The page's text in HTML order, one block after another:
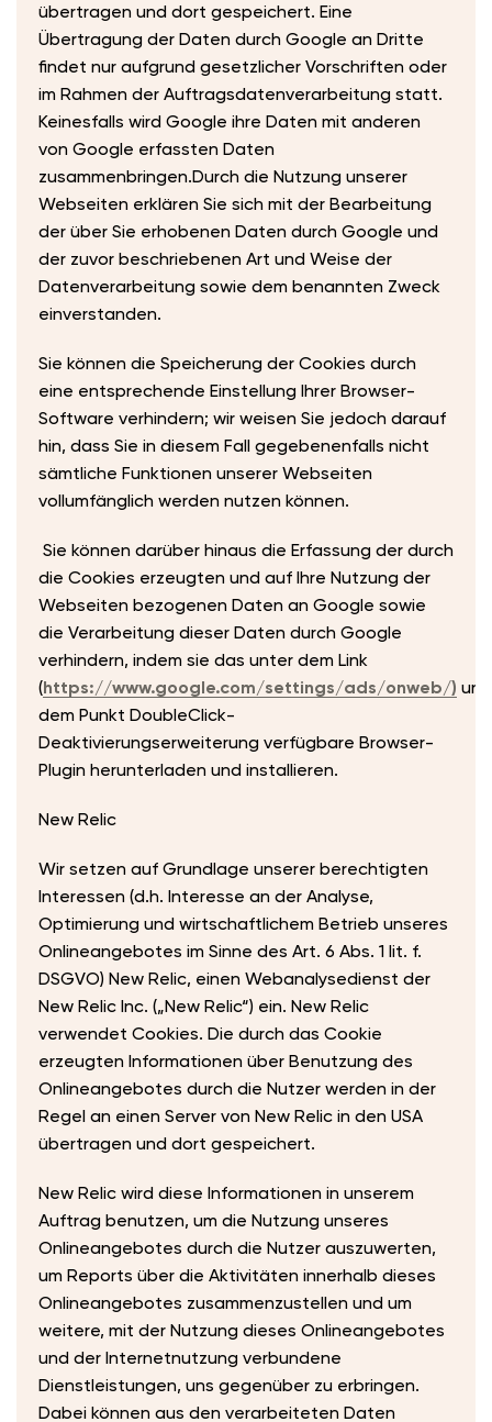
übertragen und dort gespeichert. Eine
Übertragung der Daten durch Google an Dritte
findet nur aufgrund gesetzlicher Vorschriften oder
im Rahmen der Auftragsdatenverarbeitung statt.
Keinesfalls wird Google ihre Daten mit anderen
von Google erfassten Daten
zusammenbringen.Durch die Nutzung unserer
Webseiten erklären Sie sich mit der Bearbeitung
der über Sie erhobenen Daten durch Google und
der zuvor beschriebenen Art und Weise der
Datenverarbeitung sowie dem benannten Zweck
einverstanden.
Sie können die Speicherung der Cookies durch
eine entsprechende Einstellung Ihrer Browser-
Software verhindern; wir weisen Sie jedoch darauf
hin, dass Sie in diesem Fall gegebenenfalls nicht
sämtliche Funktionen unserer Webseiten
vollumfänglich werden nutzen können.
Sie können darüber hinaus die Erfassung der durch
die Cookies erzeugten und auf Ihre Nutzung der
Webseiten bezogenen Daten an Google sowie
die Verarbeitung dieser Daten durch Google
verhindern, indem sie das unter dem Link
(https://www.google.com/settings/ads/onweb/)
dem Punkt DoubleClick-
Deaktivierungserweiterung verfügbare Browser-
Plugin herunterladen und installieren.
New Relic
Wir setzen auf Grundlage unserer berechtigten
Interessen (d.h. Interesse an der Analyse,
Optimierung und wirtschaftlichem Betrieb unseres
Onlineangebotes im Sinne des Art. 6 Abs. 1 lit. f.
DSGVO) New Relic, einen Webanalysedienst der
New Relic Inc. („New Relic“) ein. New Relic
verwendet Cookies. Die durch das Cookie
erzeugten Informationen über Benutzung des
Onlineangebotes durch die Nutzer werden in der
Regel an einen Server von New Relic in den USA
übertragen und dort gespeichert.
New Relic wird diese Informationen in unserem
Auftrag benutzen, um die Nutzung unseres
Onlineangebotes durch die Nutzer auszuwerten,
um Reports über die Aktivitäten innerhalb dieses
Onlineangebotes zusammenzustellen und um
weitere, mit der Nutzung dieses Onlineangebotes
und der Internetnutzung verbundene
Dienstleistungen, uns gegenüber zu erbringen.
Dabei können aus den verarbeiteten Daten